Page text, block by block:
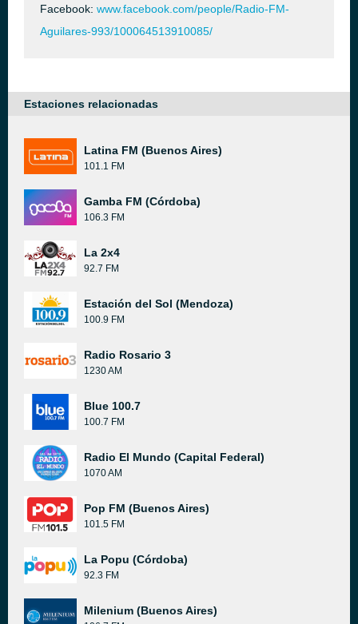
Facebook: www.facebook.com/people/Radio-FM-
Aguilares-993/100064513910085/
Estaciones relacionadas
Latina FM (Buenos Aires)
101.1 FM
Gamba FM (Córdoba)
106.3 FM
La 2x4
92.7 FM
Estación del Sol (Mendoza)
100.9 FM
Radio Rosario 3
1230 AM
Blue 100.7
100.7 FM
Radio El Mundo (Capital Federal)
1070 AM
Pop FM (Buenos Aires)
101.5 FM
La Popu (Córdoba)
92.3 FM
Milenium (Buenos Aires)